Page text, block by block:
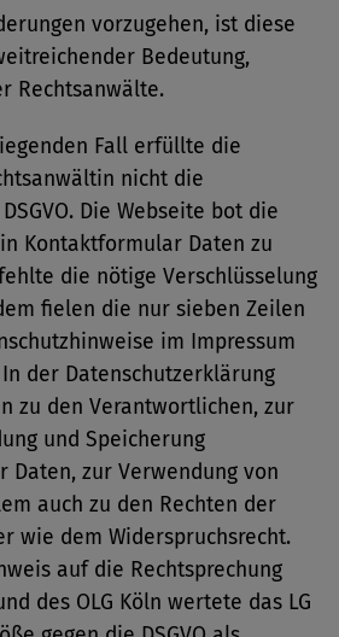
vorzugehen, ist diese
Bedeutung,
Rechtsanwälte.
Fall erfüllte die
nicht die
Die Webseite bot die
Kontaktformular Daten zu
die nötige Verschlüsselung
fielen die nur sieben Zeilen
im Impressum
der Datenschutzerklärung
zu den Verantwortlichen, zur
und Speicherung
Daten, zur Verwendung von
auch zu den Rechten der
wie dem Widerspruchsrecht.
auf die Rechtsprechung
des OLG Köln wertete das LG